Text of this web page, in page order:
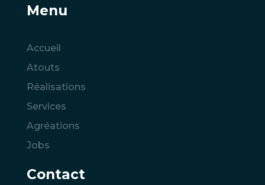
Menu
Accueil
Atouts
Réalisations
Services
Agréations
Jobs
Contact